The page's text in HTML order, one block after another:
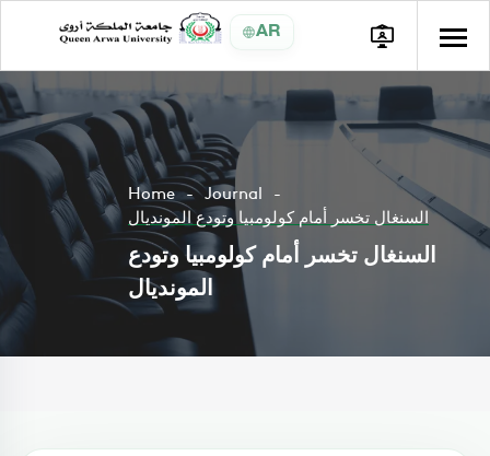
AR
Home
Journal
السنغال تخسر أمام كولومبيا وتودع المونديال
السنغال تخسر أمام كولومبيا وتودع
المونديال